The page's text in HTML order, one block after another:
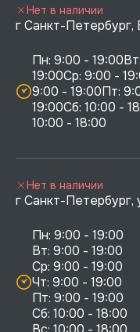
г Санкт-Петербург,
Пн: 9:00 -
19:00Ср: 9:00 -
9:00 - 19:00Пт:
19:00Сб: 10:00 -
10:00 - 18:00
Нет в наличии
г Санкт-Петербург,
Пн: 9:00 - 19:00
Вт: 9:00 - 19:00
Ср: 9:00 - 19:00
Чт: 9:00 - 19:00
Пт: 9:00 - 19:00
Сб: 10:00 - 18:00
Нет в наличии